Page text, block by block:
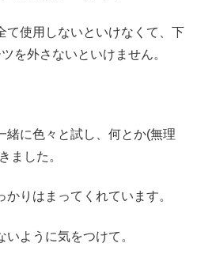
て使用しないといけなくて、下
を外さないといけません。
緒に色々と試し、何とか(無理
ました。
りはまってくれています。
ように気をつけて。